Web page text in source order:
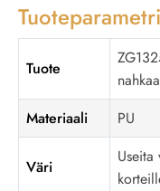
Tuote
nahkaa
Materiaali
PU
Väri